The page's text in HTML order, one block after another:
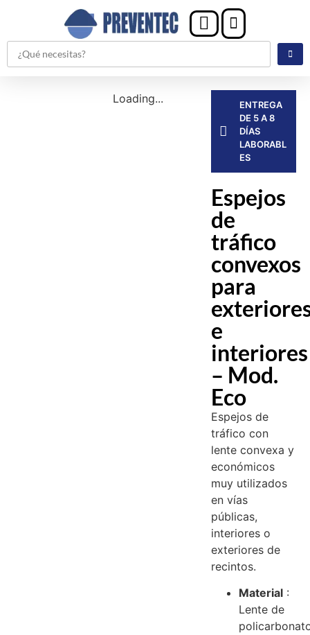
Loading...
ENTREGA
DE 5 A 8
DÍAS
LABORABL
ES
Espejos
de
tráfico
convexos
para
e
interiores
– Mod.
Eco
Espejos de
tráfico con
lente convexa y
económicos
muy utilizados
en vías
públicas,
interiores o
exteriores de
recintos.
Material :
Lente de